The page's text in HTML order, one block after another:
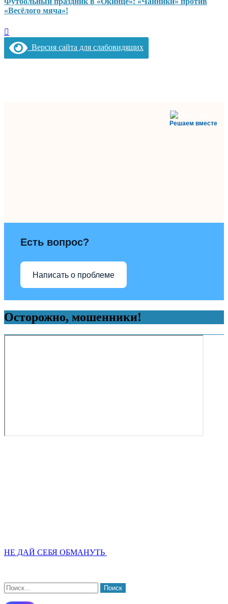
«Весёлого мяча»!
Версия сайта для слабовидящих
Решаем вместе
Есть вопрос?
Написать о проблеме
Осторожно, мошенники!
НЕ ДАЙ СЕБЯ ОБМАНУТЬ
Найти: